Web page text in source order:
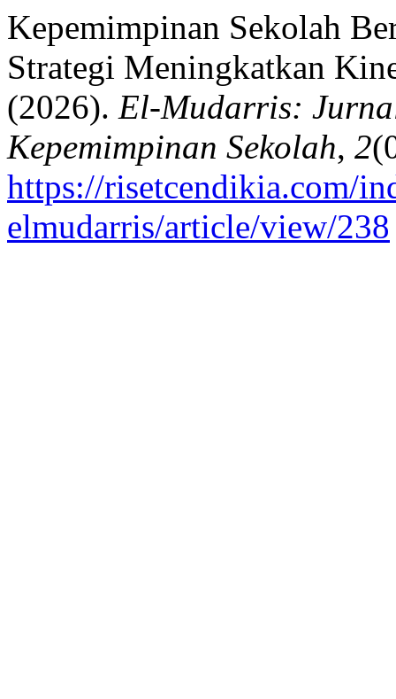
Kepemimpinan Sekolah
Strategi Meningkatkan
(2026). El-Mudarris:
Kepemimpinan Sekolah, 2
https://risetcendikia.com/
elmudarris/article/view/238